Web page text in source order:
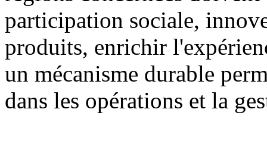
participation sociale,
produits, enrichir
un mécanisme durable
dans les opérations et la